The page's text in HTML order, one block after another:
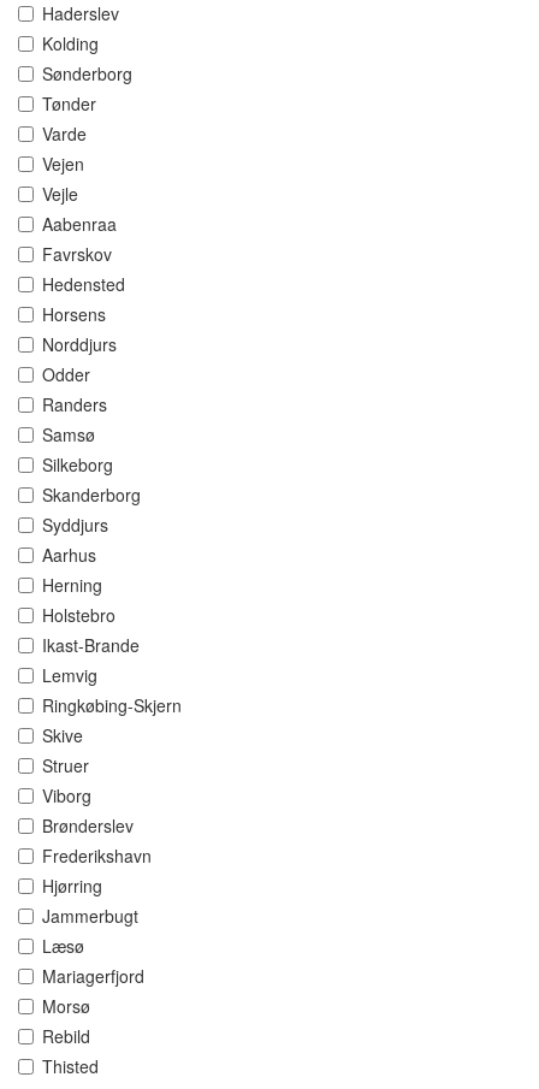
Haderslev
Kolding
Sønderborg
Tønder
Varde
Vejen
Vejle
Aabenraa
Favrskov
Hedensted
Horsens
Norddjurs
Odder
Randers
Samsø
Silkeborg
Skanderborg
Syddjurs
Aarhus
Herning
Holstebro
Ikast-Brande
Lemvig
Ringkøbing-Skjern
Skive
Struer
Viborg
Brønderslev
Frederikshavn
Hjørring
Jammerbugt
Læsø
Mariagerfjord
Morsø
Rebild
Thisted